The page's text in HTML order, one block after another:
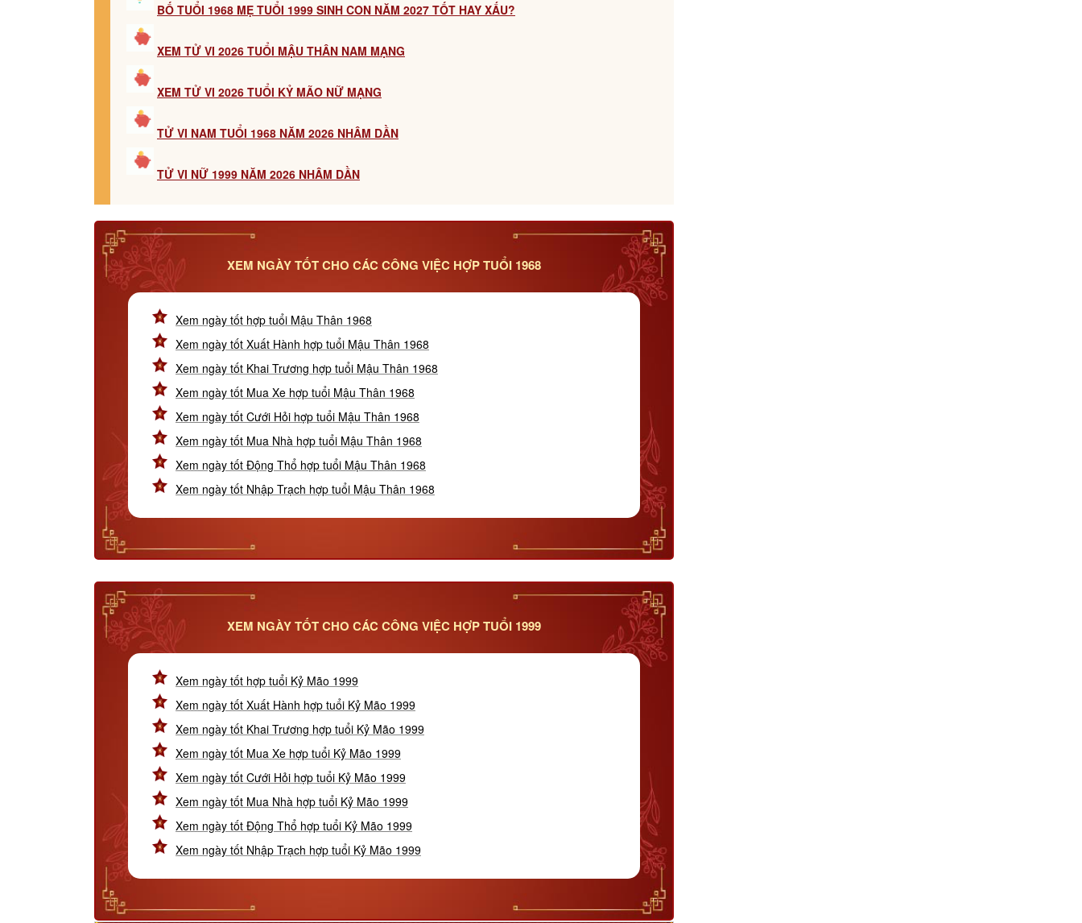
BỐ TUỔI 1968 MẸ TUỔI 1999 SINH CON NĂM 2027 TỐT HAY XẤU?
XEM TỬ VI 2026 TUỔI MẬU THÂN NAM MẠNG
XEM TỬ VI 2026 TUỔI KỶ MÃO NỮ MẠNG
TỬ VI NAM TUỔI 1968 NĂM 2026 NHÂM DẦN
TỬ VI NỮ 1999 NĂM 2026 NHÂM DẦN
XEM NGÀY TỐT CHO CÁC CÔNG VIỆC HỢP TUỔI 1968
Xem ngày tốt hợp tuổi Mậu Thân 1968
Xem ngày tốt Xuất Hành hợp tuổi Mậu Thân 1968
Xem ngày tốt Khai Trương hợp tuổi Mậu Thân 1968
Xem ngày tốt Mua Xe hợp tuổi Mậu Thân 1968
Xem ngày tốt Cưới Hỏi hợp tuổi Mậu Thân 1968
Xem ngày tốt Mua Nhà hợp tuổi Mậu Thân 1968
Xem ngày tốt Động Thổ hợp tuổi Mậu Thân 1968
Xem ngày tốt Nhập Trạch hợp tuổi Mậu Thân 1968
XEM NGÀY TỐT CHO CÁC CÔNG VIỆC HỢP TUỔI 1999
Xem ngày tốt hợp tuổi Kỷ Mão 1999
Xem ngày tốt Xuất Hành hợp tuổi Kỷ Mão 1999
Xem ngày tốt Khai Trương hợp tuổi Kỷ Mão 1999
Xem ngày tốt Mua Xe hợp tuổi Kỷ Mão 1999
Xem ngày tốt Cưới Hỏi hợp tuổi Kỷ Mão 1999
Xem ngày tốt Mua Nhà hợp tuổi Kỷ Mão 1999
Xem ngày tốt Động Thổ hợp tuổi Kỷ Mão 1999
Xem ngày tốt Nhập Trạch hợp tuổi Kỷ Mão 1999